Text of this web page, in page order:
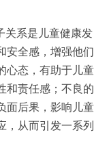
关系是儿童健康发
安全感，增强他们
心态，有助于儿童
和责任感；不良的
面后果，影响儿童
，从而引发一系列